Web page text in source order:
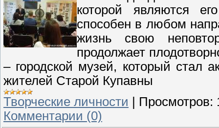
которой являются
способен в любом
жизнь свою
продолжает
– городской музей, который стал
жителей Старой Купавны
Творческие личности | Просмотров:
Комментарии (0)